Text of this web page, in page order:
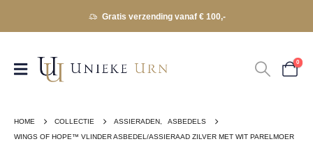
Gratis verzending vanaf € 100,-
0
HOME COLLECTIE ASSIERADEN
ASBEDELS
WINGS OF HOPE™ VLINDER ASBEDEL/ASSIERAAD ZILVER MET WIT PARELMOER